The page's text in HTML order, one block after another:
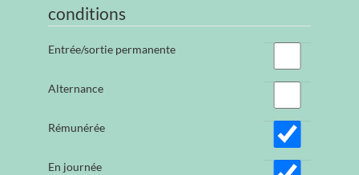
conditions
Entrée/sortie permanente
Alternance
Rémunérée
En journée